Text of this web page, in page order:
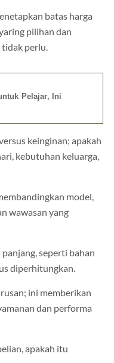
batas harga
pilihan dan
perlu.
Pelajar, Ini
keinginan; apakah
kebutuhan keluarga,
model,
wawasan yang
seperti bahan
diperhitungkan.
ini memberikan
dan performa
apakah itu